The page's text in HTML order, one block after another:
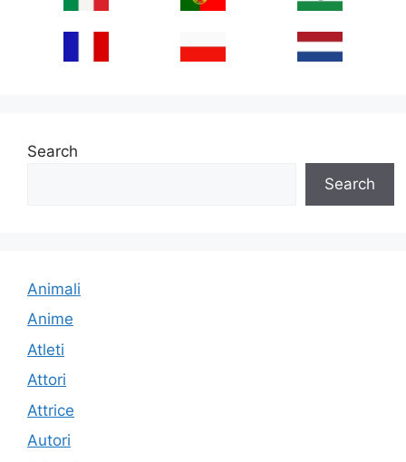
Search
Search
Animali
Anime
Atleti
Attori
Attrice
Autori